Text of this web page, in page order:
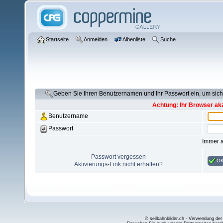
Startseite Anmelden Albenliste Suche
Geben Sie Ihren Benutzernamen und Ihr Passwort ein, um
Achtung: Ihr Browser
Benutzername
Passwort
Immer
Passwort vergessen
Aktivierungs-Link nicht erhalten?
© seilbahnbilder.ch - Verwendung